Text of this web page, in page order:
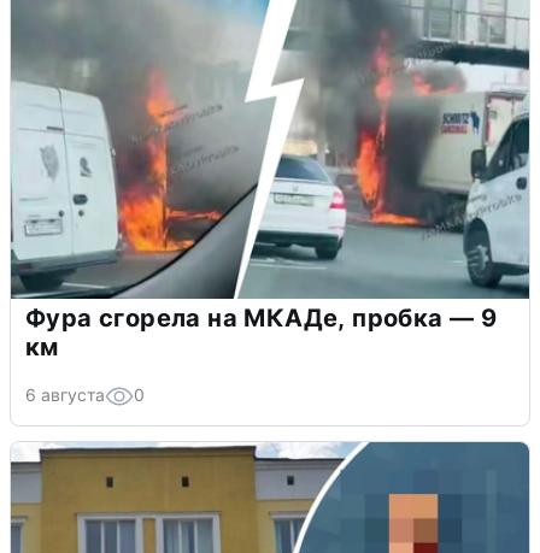
Фура сгорела на МКАДе, пробка — 9
км
6 августа 0